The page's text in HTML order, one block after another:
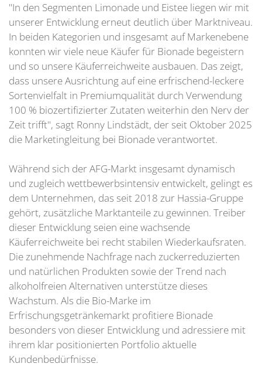
"In den Segmenten Limonade und Eistee liegen wir mit
unserer Entwicklung erneut deutlich über Marktniveau.
In beiden Kategorien und insgesamt auf Markenebene
konnten wir viele neue Käufer für Bionade begeistern
und so unsere Käuferreichweite ausbauen. Das zeigt,
dass unsere Ausrichtung auf eine erfrischend-leckere
Sortenvielfalt in Premiumqualität durch Verwendung
100 % biozertifizierter Zutaten weiterhin den Nerv der
Zeit trifft", sagt Ronny Lindstädt, der seit Oktober 2025
die Marketingleitung bei Bionade verantwortet.
Während sich der AFG-Markt insgesamt dynamisch
und zugleich wettbewerbsintensiv entwickelt, gelingt es
dem Unternehmen, das seit 2018 zur Hassia-Gruppe
gehört, zusätzliche Marktanteile zu gewinnen. Treiber
dieser Entwicklung seien eine wachsende
Käuferreichweite bei recht stabilen Wiederkaufsraten.
Die zunehmende Nachfrage nach zuckerreduzierten
und natürlichen Produkten sowie der Trend nach
alkoholfreien Alternativen unterstütze dieses
Wachstum. Als die Bio-Marke im
Erfrischungsgetränkemarkt profitiere Bionade
besonders von dieser Entwicklung und adressiere mit
ihrem klar positionierten Portfolio aktuelle
Kundenbedürfnisse.